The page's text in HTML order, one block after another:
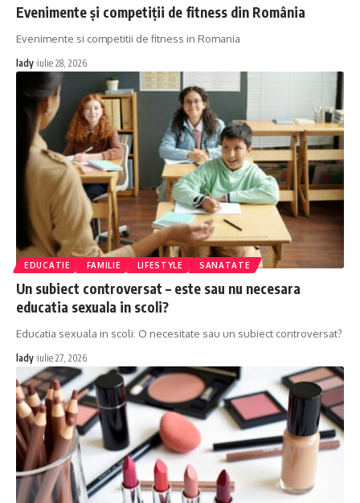
Evenimente și competiții de fitness din România
Evenimente si competitii de fitness in Romania
lady iulie 28, 2026
EDUCATIE FAMILIE LIFESTYLE SANATATE
Un subiect controversat – este sau nu necesara
educatia sexuala in scoli?
Educatia sexuala in scoli: O necesitate sau un subiect controversat?
lady iulie 27, 2026